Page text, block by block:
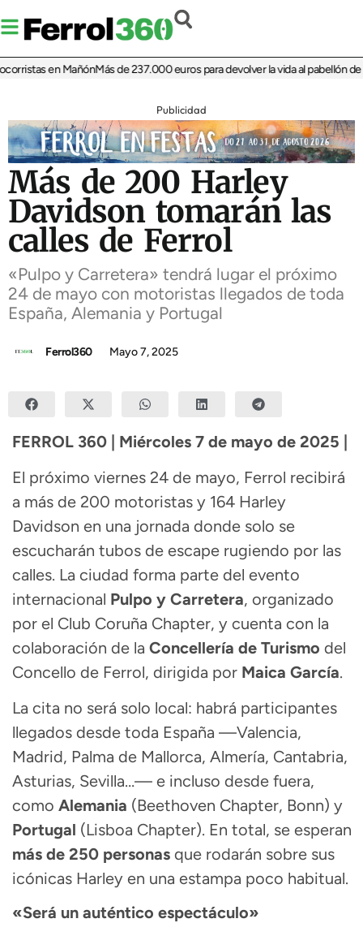
en MañónMás de 237.000 euros para devolver la vida al pabellón de
Publicidad
Más de 200 Harley
Davidson tomarán las
calles de Ferrol
«Pulpo y Carretera» tendrá lugar el próximo
24 de mayo con motoristas llegados de toda
España, Alemania y Portugal
Ferrol360 Mayo 7, 2025
FERROL 360 | Miércoles 7 de mayo de 2025 |
El próximo viernes 24 de mayo, Ferrol recibirá
a más de 200 motoristas y 164 Harley
Davidson en una jornada donde solo se
escucharán tubos de escape rugiendo por las
calles. La ciudad forma parte del evento
internacional Pulpo y Carretera, organizado
por el Club Coruña Chapter, y cuenta con la
colaboración de la Concellería de Turismo del
Concello de Ferrol, dirigida por Maica García.
La cita no será solo local: habrá participantes
llegados desde toda España —Valencia,
Madrid, Palma de Mallorca, Almería, Cantabria,
Asturias, Sevilla…— e incluso desde fuera,
como Alemania (Beethoven Chapter, Bonn) y
Portugal (Lisboa Chapter). En total, se esperan
más de 250 personas que rodarán sobre sus
icónicas Harley en una estampa poco habitual.
«Será un auténtico espectáculo»